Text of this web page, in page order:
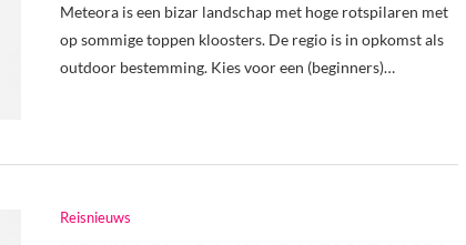
Meteora is een bizar landschap met hoge rotspilaren met
op sommige toppen kloosters. De regio is in opkomst als
outdoor bestemming. Kies voor een (beginners)…
Reisnieuws